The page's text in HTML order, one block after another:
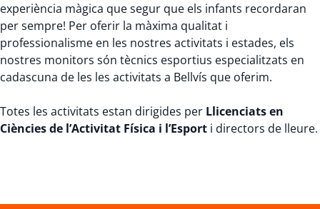
experiència màgica que segur que els infants recordaran
per sempre! Per oferir la màxima qualitat i
professionalisme en les nostres activitats i estades, els
nostres monitors són tècnics esportius especialitzats en
cadascuna de les les activitats a Bellvís que oferim.
Totes les activitats estan dirigides per Llicenciats en
Ciències de l’Activitat Física i l’Esport i directors de lleure.